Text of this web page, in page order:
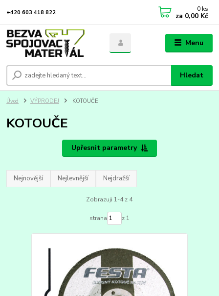
Menu
Hledat
+420 603 418 822 0 ks
za 0,00 Kč
Úvod VÝPRODEJ KOTOUČE
KOTOUČE
Upřesnit parametry
Nejnovější Nejlevnější Nejdražší
Zobrazuji 1-4 z 4
strana z 1